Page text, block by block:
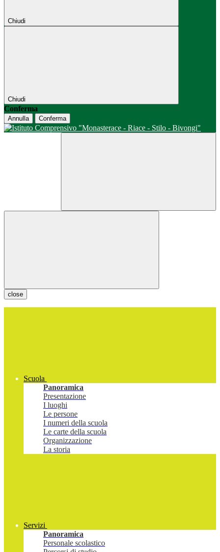
Chiudi
Chiudi
Conferma
Annulla Conferma
close
Scuola
Panoramica
Presentazione
I luoghi
Le persone
I numeri della scuola
Le carte della scuola
Organizzazione
La storia
Servizi
Panoramica
Personale scolastico